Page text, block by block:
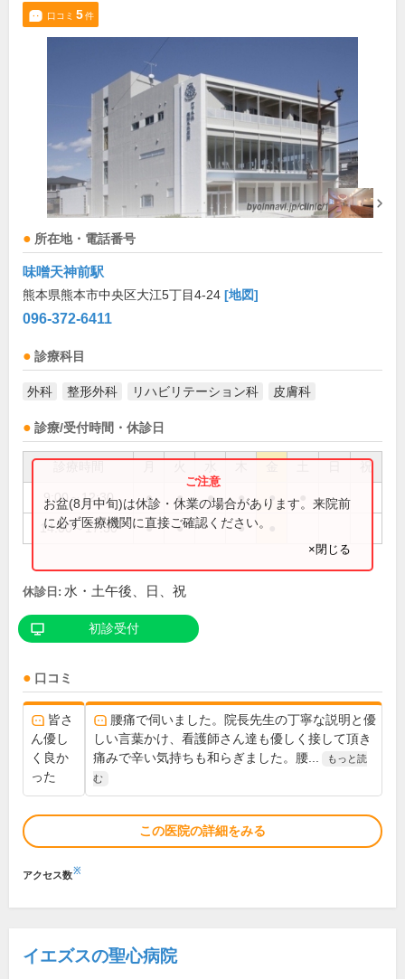
口コミ 5件
所在地・電話番号
味噌天神前駅
熊本県熊本市中央区大江5丁目4-24 [地図]
096-372-6411
診療科目
外科 整形外科 リハビリテーション科 皮膚科
診療/受付時間・休診日
祝
9:00～12:30 ● ● ● ● ●
14:00～17:30 ● ● ●
お盆(8月中旬)は休診・休業の場合があります。来院前
に必ず医療機関に直接ご確認ください。
×閉じる
休診日: 水・土午後、日、祝
初診受付
口コミ
皆さ
ん優し
く良か
った
腰痛で伺いました。院長先生の丁寧な説明と優
しい言葉かけ、看護師さん達も優しく接して頂き
痛みで辛い気持ちも和らぎました。腰...
もっと読
む
この医院の詳細をみる
アクセス数※
イエズスの聖心病院